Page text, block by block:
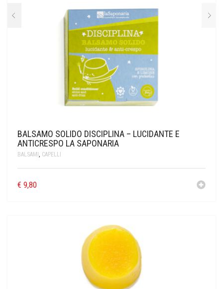
BALSAMO SOLIDO DISCIPLINA – LUCIDANTE E
ANTICRESPO LA SAPONARIA
BALSAMI , CAPELLI
€ 9,80